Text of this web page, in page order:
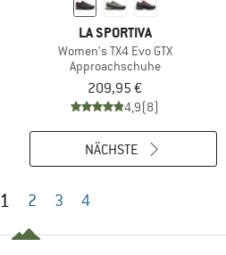
LA SPORTIVA
Women's TX4 Evo GTX
Approachschuhe
209,95 €
4,9(8)
1 2 3 4
NÄCHSTE